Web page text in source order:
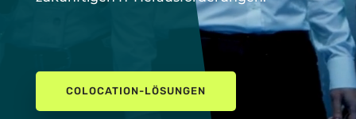
COLOCATION-LÖSUNGEN